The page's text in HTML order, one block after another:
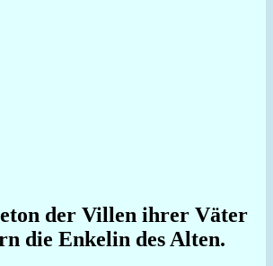
der Villen ihrer Väter
die Enkelin des Alten.